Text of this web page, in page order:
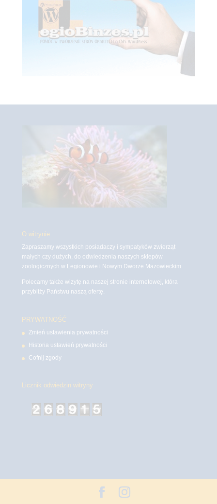
O witrynie
Zapraszamy wszystkich posiadaczy i sympatyków zwierząt
małych czy dużych, do odwiedzenia naszych sklepów
zoologicznych w Legionowie i Nowym Dworze Mazowieckim
Polecamy także wizytę na naszej stronie internetowej, która
przybliży Państwu naszą ofertę.
PRYWATNOŚĆ
Zmień ustawienia prywatności
Historia ustawień prywatności
Cofnij zgody
Licznik odwiedzin witryny